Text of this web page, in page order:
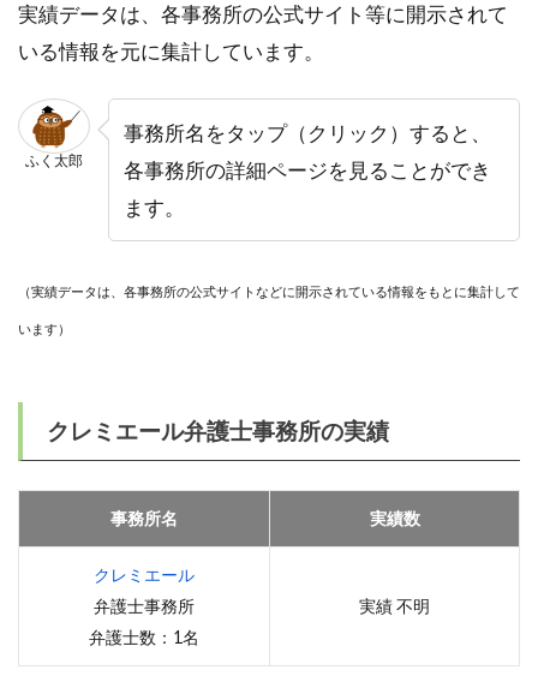
実績データは、各事務所の公式サイト等に開示されて
いる情報を元に集計しています。
ふく太郎
事務所名をタップ（クリック）すると、
各事務所の詳細ページを見ることができ
ます。
（実績データは、各事務所の公式サイトなどに開示されている情報をもとに集計して
います）
クレミエール弁護士事務所の実績
事務所名 実績数
クレミエール
弁護士事務所
弁護士数：1名
実績 不明